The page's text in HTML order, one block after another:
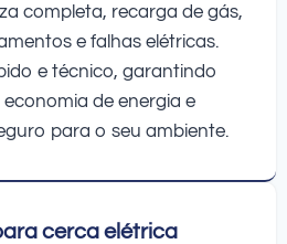
completa, recarga de gás,
e falhas elétricas.
e técnico, garantindo
de energia e
para o seu ambiente.
cerca elétrica